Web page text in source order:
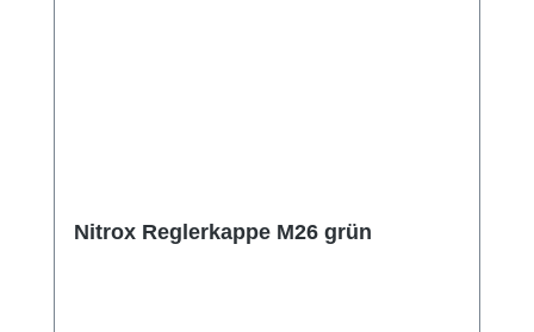
Nitrox Reglerkappe M26 grün